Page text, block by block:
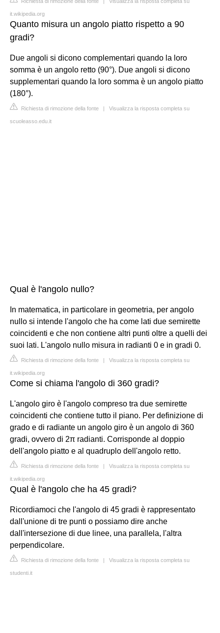
it.wikipedia.org
Quanto misura un angolo piatto rispetto a 90
gradi?
Due angoli si dicono complementari quando la loro
somma è un angolo retto (90°). Due angoli si dicono
supplementari quando la loro somma è un angolo piatto
(180°).
Richiesta di rimozione della fonte | Visualizza la risposta completa su
scuoleasso.edu.it
Qual è l'angolo nullo?
In matematica, in particolare in geometria, per angolo
nullo si intende l'angolo che ha come lati due semirette
coincidenti e che non contiene altri punti oltre a quelli dei
suoi lati. L'angolo nullo misura in radianti 0 e in gradi 0.
Richiesta di rimozione della fonte | Visualizza la risposta completa su
it.wikipedia.org
Come si chiama l'angolo di 360 gradi?
L'angolo giro è l'angolo compreso tra due semirette
coincidenti che contiene tutto il piano. Per definizione di
grado e di radiante un angolo giro è un angolo di 360
gradi, ovvero di 2π radianti. Corrisponde al doppio
dell'angolo piatto e al quadruplo dell'angolo retto.
Richiesta di rimozione della fonte | Visualizza la risposta completa su
it.wikipedia.org
Qual è l'angolo che ha 45 gradi?
Ricordiamoci che l'angolo di 45 gradi è rappresentato
dall'unione di tre punti o possiamo dire anche
dall'intersezione di due linee, una parallela, l'altra
perpendicolare.
Richiesta di rimozione della fonte | Visualizza la risposta completa su
studenti.it